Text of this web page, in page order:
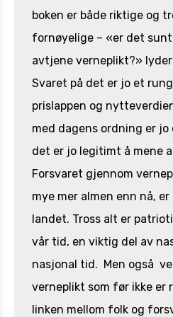
boken er både riktige og
fornøyelige – «er det
avtjene verneplikt?»
Svaret på det er jo et
prislappen og
med dagens ordning er
det er jo legitimt å mene
Forsvaret gjennom
mye mer almen enn nå,
landet. Tross alt er
vår tid, en viktig del av
nasjonal tid. Men også
verneplikt som før ikke er
linken mellom folk og